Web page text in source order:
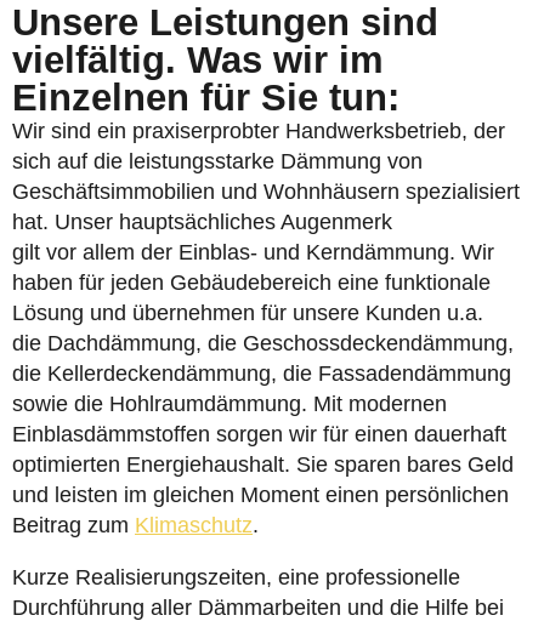
Unsere Leistungen sind
vielfältig. Was wir im
Einzelnen für Sie tun:
Wir sind ein praxiserprobter Handwerksbetrieb, der
sich auf die leistungsstarke Dämmung von
Geschäftsimmobilien und Wohnhäusern spezialisiert
hat. Unser hauptsächliches Augenmerk
gilt vor allem der Einblas- und Kerndämmung. Wir
haben für jeden Gebäudebereich eine funktionale
Lösung und übernehmen für unsere Kunden u.a.
die Dachdämmung, die Geschossdeckendämmung,
die Kellerdeckendämmung, die Fassadendämmung
sowie die Hohlraumdämmung. Mit modernen
Einblasdämmstoffen sorgen wir für einen dauerhaft
optimierten Energiehaushalt. Sie sparen bares Geld
und leisten im gleichen Moment einen persönlichen
Beitrag zum Klimaschutz.
Kurze Realisierungszeiten, eine professionelle
Durchführung aller Dämmarbeiten und die Hilfe bei